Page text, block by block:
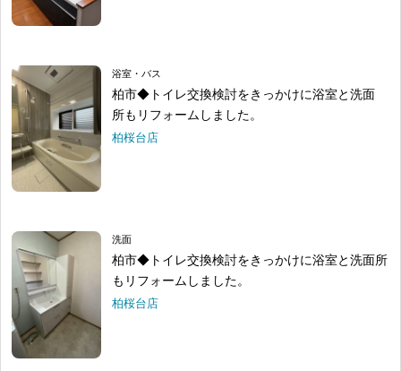
浴室・バス
柏市◆トイレ交換検討をきっかけに浴室と洗面
所もリフォームしました。
柏桜台店
洗面
柏市◆トイレ交換検討をきっかけに浴室と洗面所
もリフォームしました。
柏桜台店